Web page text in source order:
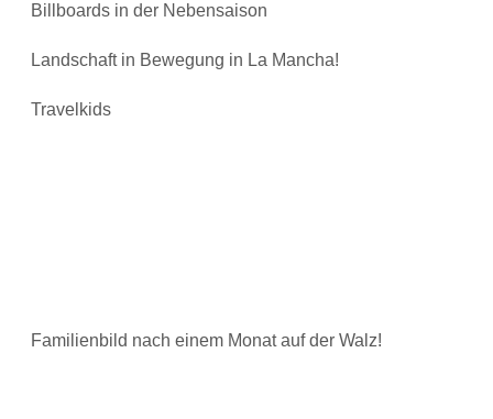
Billboards in der Nebensaison
Landschaft in Bewegung in La Mancha!
Travelkids
Familienbild nach einem Monat auf der Walz!